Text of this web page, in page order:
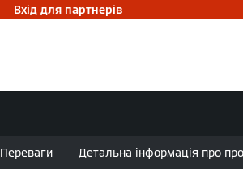
Вхід для партнерів
Переваги Детальна інформація про